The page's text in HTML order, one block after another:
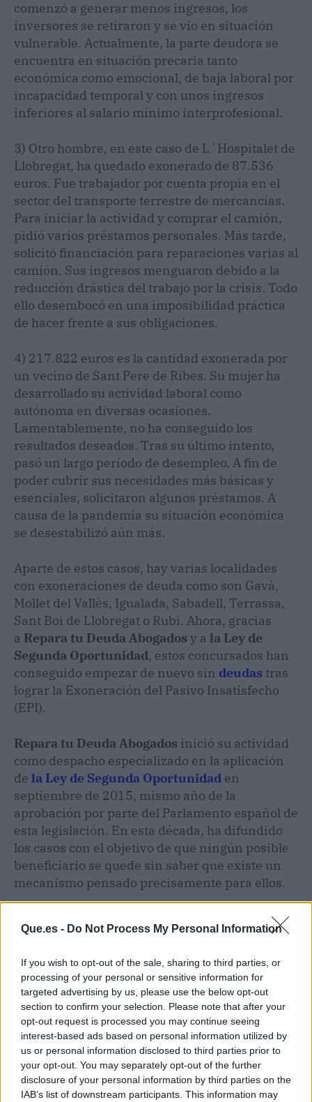
Que.es - Do Not Process My Personal Information
If you wish to opt-out of the sale, sharing to third parties, or
processing of your personal or sensitive information for
targeted advertising by us, please use the below opt-out
section to confirm your selection. Please note that after your
opt-out request is processed you may continue seeing
interest-based ads based on personal information utilized by
us or personal information disclosed to third parties prior to
your opt-out. You may separately opt-out of the further
disclosure of your personal information by third parties on the
IAB’s list of downstream participants. This information may
comenzó a generar menos ingresos, los
inversores se retiraron y se vio en situación
vulnerable. Actualmente, la parte deudora se
encuentra en situación precaria tanto
económica como emocional, de baja laboral por
incapacidad temporal y con unos ingresos
inferiores al salario mínimo interprofesional.
3) Otro hombre, en este caso de L´Hospitalet de
Llobregat, ha quedado exonerado de 87.536
euros. Fue trabajador por cuenta propia en el
sector del transporte terrestre de mercancías.
Para iniciar la actividad y comprar el camión,
pidió varios préstamos personales. Más tarde,
solicitó financiación para reparaciones varias al
camión. Sus ingresos menguaron debido a la
reducción drástica del trabajo por la crisis. Todo
ello desembocó en una imposibilidad práctica
de hacer frente a sus obligaciones.
4) 217.822 euros es la cantidad exonerada por
un vecino de Sant Pere de Ribes. Su mujer ha
desarrollado su actividad laboral como
autónoma en diversas ocasiones.
Lamentablemente, no ha conseguido los
resultados deseados. Tras su último intento,
pasó un largo período de desempleo. A fin de
poder cubrir sus necesidades más básicas y
esenciales, solicitaron algunos préstamos. A
causa de la pandemia su situación económica
se desestabilizó aún más.
Aparte de estos casos, hay varias localidades
con exoneraciones de deuda como son Gavà,
Mollet del Vallès, Igualada, Sabadell, Terrassa,
Sant Boi de Llobregat o Rubí. Ahora, gracias
a Repara tu Deuda Abogados y a la Ley de
Segunda Oportunidad, estos concursados han
conseguido empezar de nuevo sin deudas tras
lograr la Exoneración del Pasivo Insatisfecho
(EPI).
Repara tu Deuda Abogados inició su actividad
como despacho especializado en la aplicación
de la Ley de Segunda Oportunidad en
septiembre de 2015, mismo año de la
aprobación por parte del Parlamento español de
esta legislación. En esta década, ha difundido
los casos con el objetivo de que ningún posible
beneficiario se quede sin saber que existe un
mecanismo pensado precisamente para ellos.
El despacho también ofrece el análisis de los
contratos firmados por sus clientes con bancos
objetivo es comprobar si existen cláusulas
abusivas para la cancelación de tarjetas de
crédito, tarjetas revolving, minicréditos,
préstamos e hipotecas y poder reclamar a
Cofidis, Moneyman, WiZink, Carrefour, Vivus,
Banco Santander, CaixaBank, BBVA, Banco
Sabadell, myKredit, Kviku, etc.